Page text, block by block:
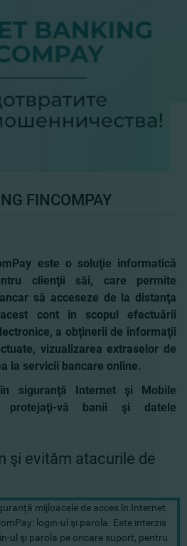
FINCOMPAY
este o soluţie informatică
clienţii săi, care permite
să acceseze de la distanţa
cont în scopul efectuării
a obţinerii de informaţii
vizualizarea extraselor de
la servicii bancare online.
siguranţă Internet şi Mobile
protejaţi-vă banii şi datele
şi evităm atacurile de
mijloacele de acces în Internet
login-ul şi parola. Este interzis
ul şi parola pe oricare suport, pentru